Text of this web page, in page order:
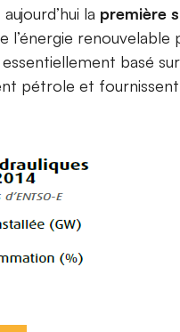
la première
l’énergie
basé
pétrole et